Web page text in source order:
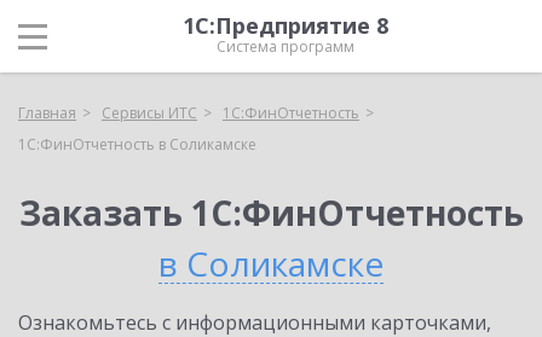
1С:Предприятие 8
Система программ
Главная Сервисы ИТС
1С:ФинОтчетность
1С:ФинОтчетность в Соликамске
Заказать 1С:ФинОтчетность
в Соликамске
Ознакомьтесь с информационными карточками,